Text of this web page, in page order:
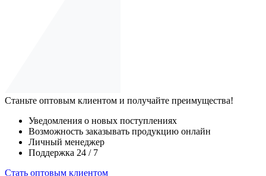
Станьте оптовым клиентом и получайте преимущества!
Уведомления о новых поступлениях
Возможность заказывать продукцию онлайн
Личный менеджер
Поддержка 24 / 7
Стать оптовым клиентом